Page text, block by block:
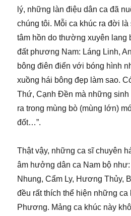
lý, những làn điệu dân ca đã
chúng tôi. Mỗi ca khúc ra đời
tâm hồn do thường xuyên lang
đất phương Nam: Láng Linh,
bông điên điển với bóng hình
xuồng hái bông đẹp làm sao.
Thứ, Cạnh Đền mà những sinh
ra trong mùng bò (mùng lớn)
đốt…”.
Thật vậy, những ca sĩ chuyên
âm hưởng dân ca Nam bộ
Nhung, Cẩm Ly, Hương Thủy,
đều rất thích thể hiện những ca
Phương. Mảng ca khúc này